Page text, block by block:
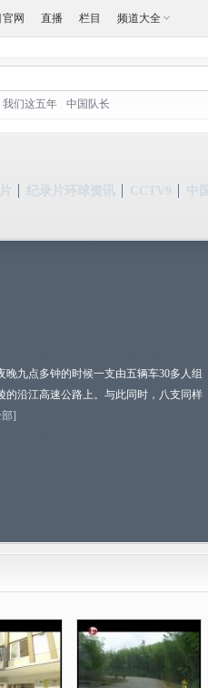
网 直播 栏目 频道大全
我们这五年 中国队长
纪录片环球资讯 CCTV9 中
晚九点多钟的时候一支由五辆车30多人组
的沿江高速公路上。与此同时，八支同样
]